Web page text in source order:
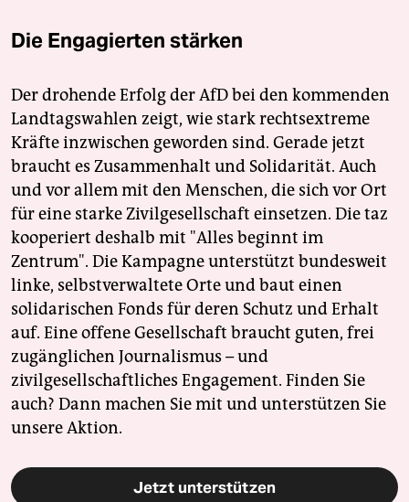
Die Engagierten stärken
Der drohende Erfolg der AfD bei den kommenden
Landtagswahlen zeigt, wie stark rechtsextreme
Kräfte inzwischen geworden sind. Gerade jetzt
braucht es Zusammenhalt und Solidarität. Auch
und vor allem mit den Menschen, die sich vor Ort
für eine starke Zivilgesellschaft einsetzen. Die taz
kooperiert deshalb mit "Alles beginnt im
Zentrum". Die Kampagne unterstützt bundesweit
linke, selbstverwaltete Orte und baut einen
solidarischen Fonds für deren Schutz und Erhalt
auf. Eine offene Gesellschaft braucht guten, frei
zugänglichen Journalismus – und
zivilgesellschaftliches Engagement. Finden Sie
auch? Dann machen Sie mit und unterstützen Sie
unsere Aktion.
Jetzt unterstützen